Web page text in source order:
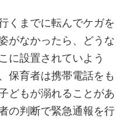
くまでに転んでケガを
がなかったら、どうな
に設置されていよう
保育者は携帯電話をも
どもが溺れることがあ
の判断で緊急通報を行